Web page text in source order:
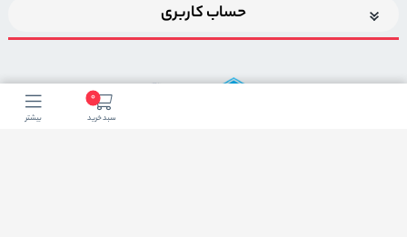
0
سبد خرید بیشتر
حساب کاربری